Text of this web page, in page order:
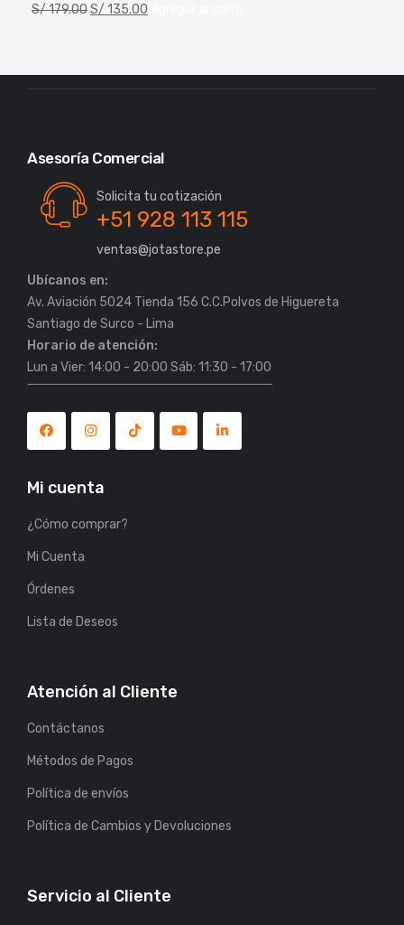
S/179.00S/ 135.00
Asesoría Comercial
Solicita tu cotización
+51 928 113 115
ventas@jotastore.pe
Ubícanos en:
Av. Aviación 5024 Tienda 156 C.C.Polvos de Higuereta
Horario de atención:
Lun a Vier: 14:00 - 20:00 Sáb: 11:30 - 17:00
Mi cuenta
¿Cómo comprar?
Mi Cuenta
Órdenes
Lista de Deseos
Atención al Cliente
Contáctanos
Métodos de Pagos
Política de envíos
Política de Cambios y Devoluciones
Servicio al Cliente